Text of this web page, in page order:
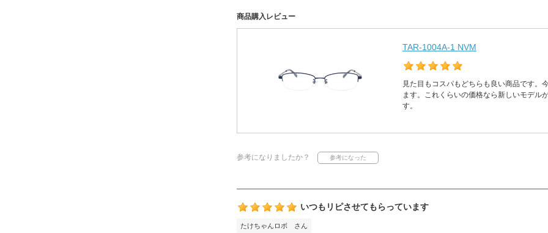
商品購入レビュー
TAR-1004A-1 NVM
見た目もコスパもどちらも良い商品です。
ます。これくらいの価格なら新しいモデル
す。
参考になりましたか？
いつもリピさせてもらっています
たけちゃんロボ さん